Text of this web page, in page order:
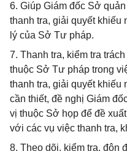
6. Giúp Giám đốc Sở
thanh tra, giải quyết khiếu
lý của Sở Tư pháp.
7. Thanh tra, kiểm tra
thuộc Sở Tư pháp trong
thanh tra, giải quyết
cần thiết, đề nghị Giám
vị thuộc Sở họp để đề
với các vụ việc thanh tra,
8. Theo dõi, kiểm tra, đôn